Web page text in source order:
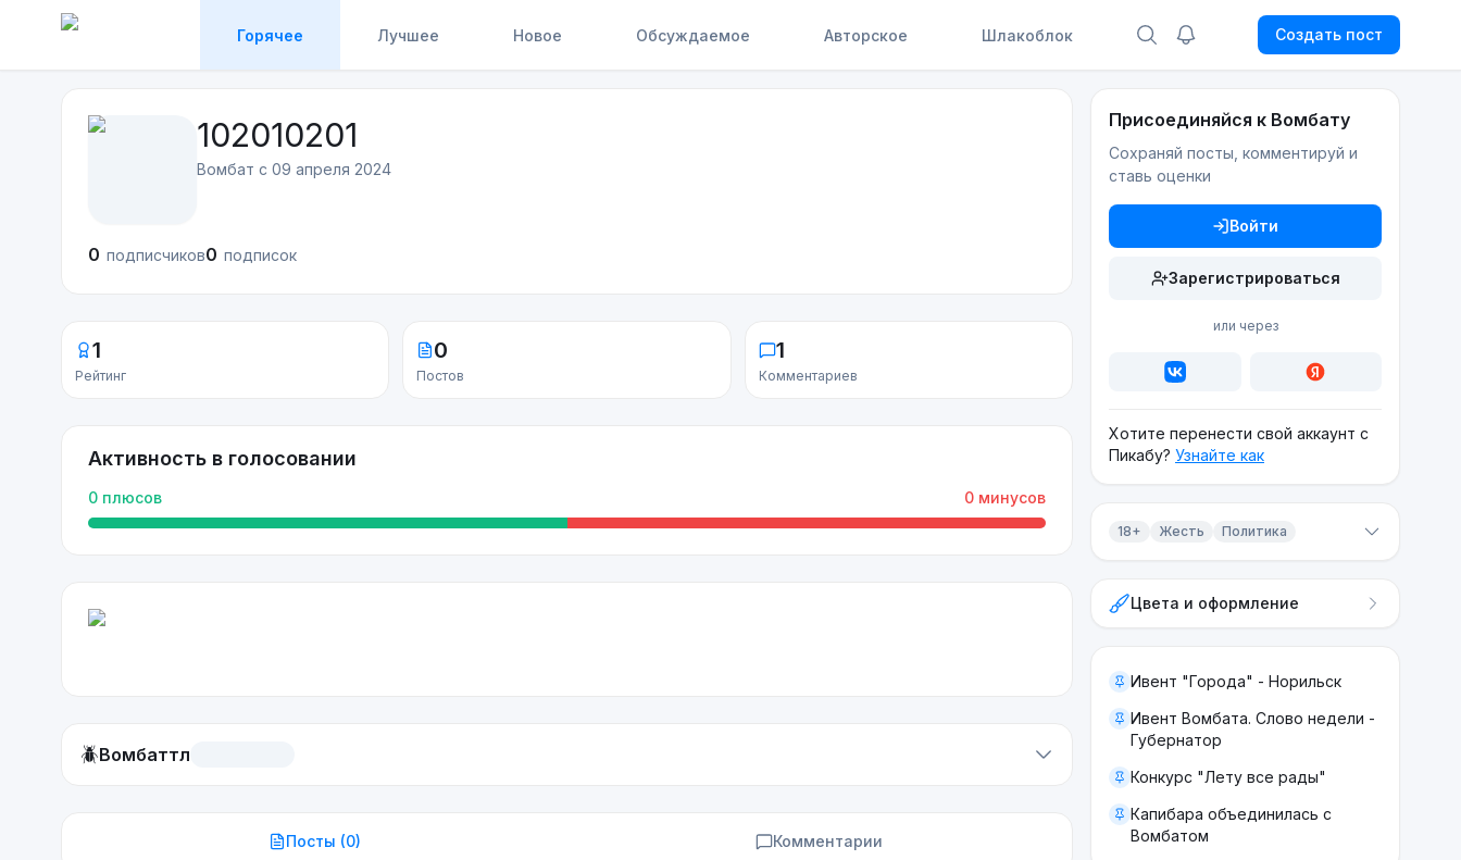
Горячее Лучшее Новое Обсуждаемое Авторское Шлакоблок Создать пост
102010201
Вомбат с 09 апреля 2024
0 подписчиков0 подписок
1
Рейтинг
0
Постов
1
Комментариев
Активность в голосовании
0 плюсов 0 минусов
🪲Вомбаттл
Посты (0) Комментарии
Присоединяйся к Вомбату
Сохраняй посты, комментируй и
ставь оценки
Войти
Зарегистрироваться
или через
Хотите перенести свой аккаунт с
Пикабу? Узнайте как
18+ Жесть Политика
ЖестьЦвета и оформление
Ивент "Города" - Норильск
Ивент Вомбата. Слово недели -
Губернатор
Конкурс "Лету все рады"
Капибара объединилась с
Вомбатом